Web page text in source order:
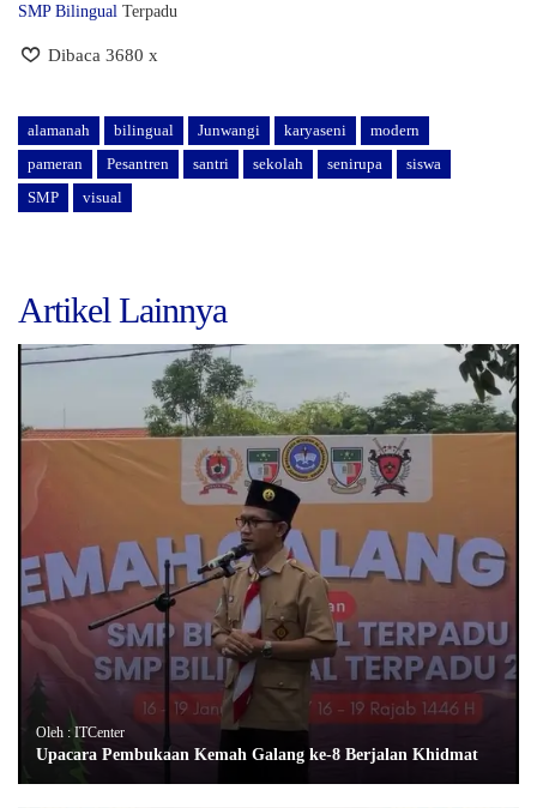
SMP Bilingual Terpadu
Dibaca 3680 x
alamanah bilingual Junwangi karyaseni
modern
pameran
Pesantren santri sekolah senirupa
siswa
SMP
visual
Artikel Lainnya
Oleh : ITCenter
Upacara Pembukaan Kemah Galang ke-8 Berjalan Khidmat